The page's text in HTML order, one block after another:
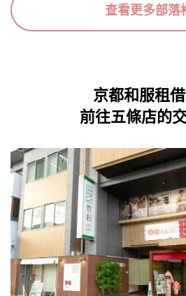
查看更多部落
京都和服租
前往五條店的